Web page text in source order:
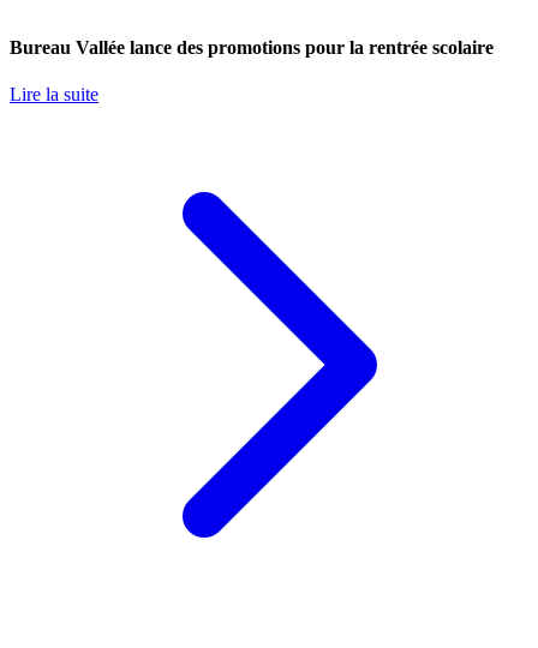
Bureau Vallée lance des promotions pour la rentrée scolaire
Lire la suite